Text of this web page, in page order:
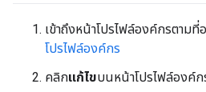
เข้าถึงหน้าโปรไฟล์องค์กรตามที่
โปรไฟล์องค์กร
คลิกแก้ไขบนหน้าโปรไฟล์องค์ก